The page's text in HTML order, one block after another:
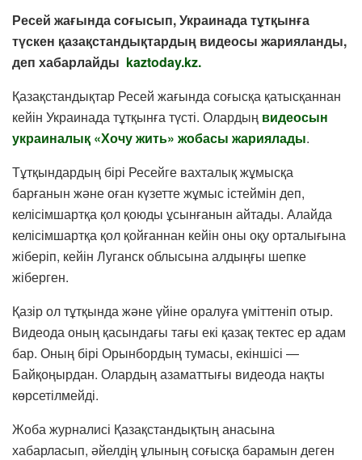
Ресей жағында соғысып, Украинада тұтқынға
түскен қазақстандықтардың видеосы жарияланды,
деп хабарлайды kaztoday.kz.
Қазақстандықтар Ресей жағында соғысқа қатысқаннан
кейін Украинада тұтқынға түсті. Олардың видеосын
украиналық «Хочу жить» жобасы жариялады.
Тұтқындардың бірі Ресейге вахталық жұмысқа
барғанын және оған күзетте жұмыс істеймін деп,
келісімшартқа қол қоюды ұсынғанын айтады. Алайда
келісімшартқа қол қойғаннан кейін оны оқу орталығына
жіберіп, кейін Луганск облысына алдыңғы шепке
жіберген.
Қазір ол тұтқында және үйіне оралуға үміттеніп отыр.
Видеода оның қасындағы тағы екі қазақ тектес ер адам
бар. Оның бірі Орынбордың тумасы, екіншісі —
Байқоңырдан. Олардың азаматтығы видеода нақты
көрсетілмейді.
Жоба журналисі Қазақстандықтың анасына
хабарласып, әйелдің ұлының соғысқа барамын деген